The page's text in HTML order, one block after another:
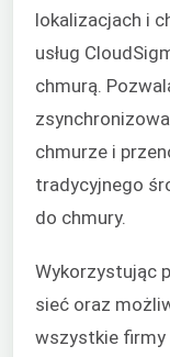
lokalizacjach i
usług
chmurą.
chmurze i
tradycyjnego
do chmury.
Wykorzystując
sieć oraz
wszystkie firmy